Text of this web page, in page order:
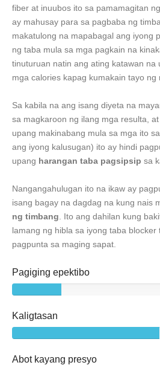
fiber at inuubos ito sa pamamagitan
ay mahusay para sa pagbaba ng
makatulong na mapabagal ang iyong
ng taba mula sa mga pagkain na
tinuturuan natin ang ating katawan na
mga calories kapag kumakain tayo ng
Sa kabila na ang isang diyeta na
sa magkaroon ng ilang mga resulta,
upang makinabang mula sa mga ito
ang iyong kalusugan) ito ay hindi
upang harangan taba pagsipsip sa
Nangangahulugan ito na ikaw ay
isang bagay na dagdag na kung nais
ng timbang . Ito ang dahilan kung
lamang ng hibla sa iyong taba blocker
pagpunta sa maging sapat.
Pagiging epektibo
Kaligtasan
Abot kayang presyo